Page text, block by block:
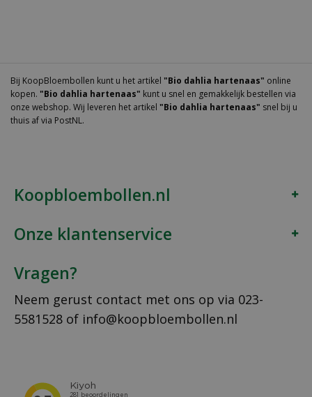
Bij KoopBloembollen kunt u het artikel "Bio dahlia hartenaas" online
kopen. "Bio dahlia hartenaas" kunt u snel en gemakkelijk bestellen via
onze webshop. Wij leveren het artikel "Bio dahlia hartenaas" snel bij u
thuis af via PostNL.
Koopbloembollen.nl
Onze klantenservice
Vragen?
Neem gerust contact met ons op via 023-
5581528 of info@koopbloembollen.nl